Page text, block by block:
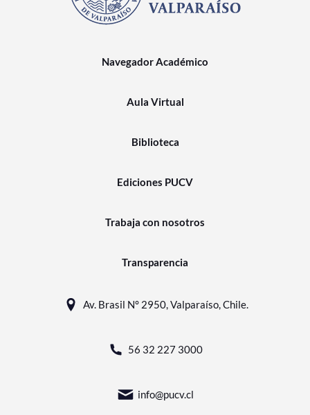
Navegador Académico
Aula Virtual
Biblioteca
Ediciones PUCV
Trabaja con nosotros
Transparencia
Av. Brasil N° 2950, Valparaíso, Chile.
56 32 227 3000
info@pucv.cl